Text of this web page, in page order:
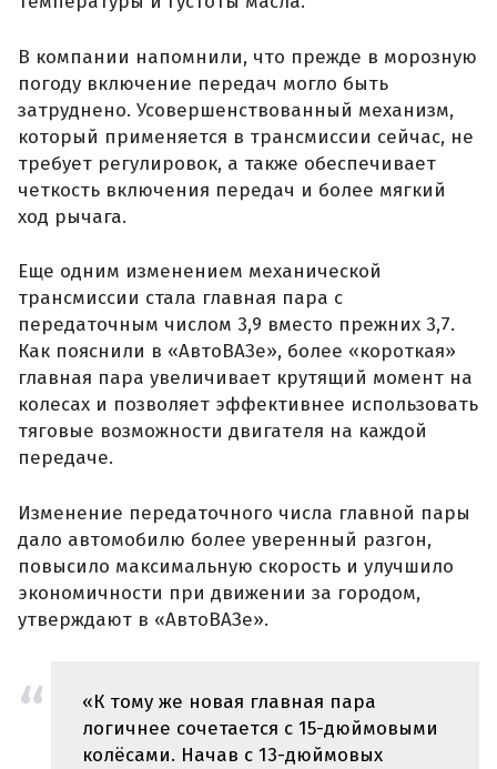
В компании напомнили, что прежде в морозную
погоду включение передач могло быть
затруднено. Усовершенствованный механизм,
который применяется в трансмиссии сейчас, не
требует регулировок, а также обеспечивает
четкость включения передач и более мягкий
ход рычага.
Еще одним изменением механической
трансмиссии стала главная пара с
передаточным числом 3,9 вместо прежних 3,7.
Как пояснили в «АвтоВАЗе», более «короткая»
главная пара увеличивает крутящий момент на
колесах и позволяет эффективнее использовать
тяговые возможности двигателя на каждой
передаче.
Изменение передаточного числа главной пары
дало автомобилю более уверенный разгон,
повысило максимальную скорость и улучшило
экономичности при движении за городом,
утверждают в «АвтоВАЗе».
«К тому же новая главная пара
логичнее сочетается с 15-дюймовыми
колёсами. Начав с 13-дюймовых